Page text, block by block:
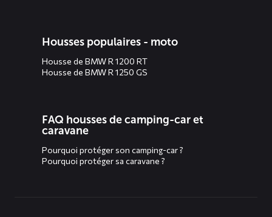
Housses populaires - moto
Housse de BMW R 1200 RT
Housse de BMW R 1250 GS
FAQ housses de camping-car et
caravane
Pourquoi protéger son camping-car ?
Pourquoi protéger sa caravane ?